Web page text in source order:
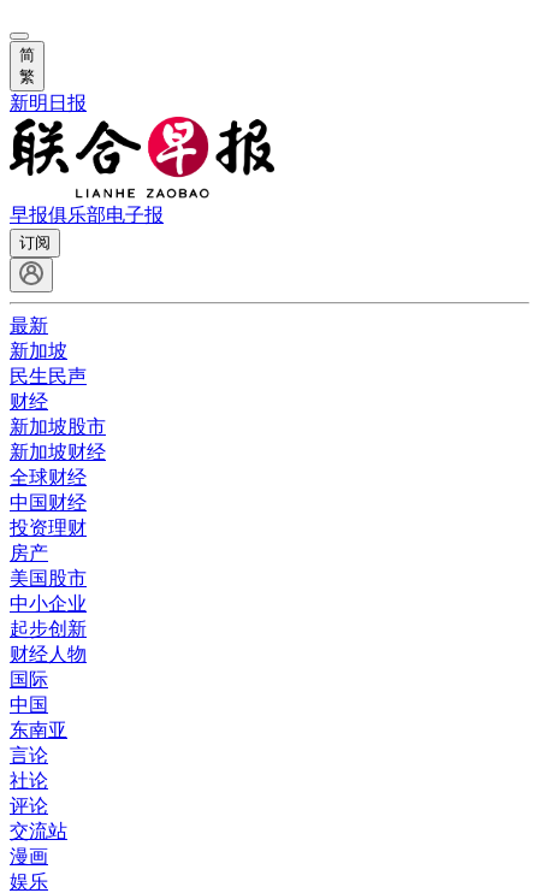
简
繁
新明日报
早报俱乐部电子报
订阅
最新
新加坡
民生民声
财经
新加坡股市
新加坡财经
全球财经
中国财经
投资理财
房产
美国股市
中小企业
起步创新
财经人物
国际
中国
东南亚
言论
社论
评论
交流站
漫画
娱乐